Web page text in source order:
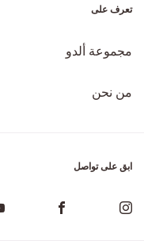
تعرف على
مجموعة ألدو
من نحن
ابق على تواصل